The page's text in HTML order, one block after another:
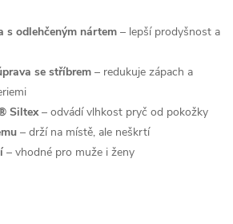
s odlehčeným nártem – lepší prodyšnost a
se stříbrem – redukuje zápach a
Siltex– odvádí vlhkost pryč od pokožky
– drží na místě, ale neškrtí
– vhodné pro muže i ženy